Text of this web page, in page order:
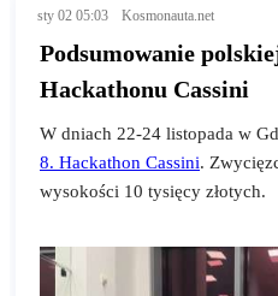
sty 02 05:03 Kosmonauta.net
Podsumowanie
Hackathonu Cassini
W dniach 22-24 listopada w
8. Hackathon Cassini.
wysokości 10 tysięcy złotych.